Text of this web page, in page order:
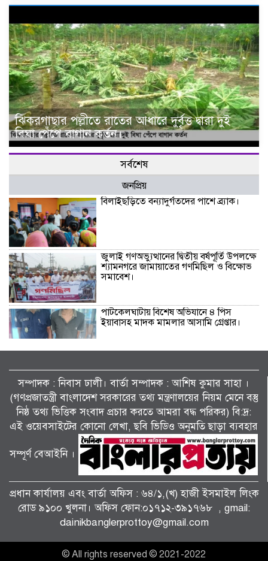
ঝিকরগাছার পল্লীতে রাতের আধারে দুর্বৃত্ত দ্বারা দুই
বিঘা পেঁপে বাগান কর্তন।
সর্বশেষ
জনপ্রিয়
বিলাইছড়িতে বন্যাদুর্গতদের পাশে ব্র্যাক।
জুলাই গণঅভ্যুত্থানের দ্বিতীয় বর্ষপূর্তি উপলক্ষে
শ্যামনগরে জামায়াতের গণমিছিল ও বিক্ষোভ
সমাবেশ।
পাটকেলঘাটায় বিশেষ অভিযানে ৪ পিস
ইয়াবাসহ মাদক মামলার আসামি গ্রেপ্তার।
তালায় জামায়াতের বিশাল গণমিছিল, ‘জুলাই
সনদ’ দ্রুত বাস্তবায়নের দাবি।
কালীগঞ্জে জুলাই গণঅভ্যুত্থান দিবসের গণ
মিছিল আলোচনা সভা ও দোয়া মাহফিল
অনুষ্ঠিত।
শ্যামনগরে ফাইটার ক্যারাতে ক্লাবের বেল্ট
প্রদান অনুষ্ঠান।
উপলক্ষ্যে সংবর্ধনা ও আলোচনা সভা ।
সম্পাদক : নিবাস ঢালী। বার্তা সম্পাদক : আশিষ কুমাৱ সাহা ।
(গণপ্রজাতন্ত্রী বাংলাদেশ সরকারের তথ্য মন্ত্রণালয়ের নিয়ম মেনে বস্তু
নিষ্ঠ তথ্য ভিত্তিক সংবাদ প্রচার করতে আমরা বদ্ধ পরিকর) বি:দ্র:
এই ওয়েবসাইটের কোনো লেখা, ছবি ভিডিও অনুমতি ছাড়া ব্যবহার
সম্পূর্ণ বেআইনি ।
প্রধান কার্যালয় এবং বার্তা অফিস : ৬৪/১,(খ) হাজী ইসমাইল লিংক
রোড ৯১০০ খুলনা। অফিস ফোন:০১৭১২-৩৯১৭৬৮ , gmail:
dainikbanglerprottoy@gmail.com
© All rights reserved © 2021-2022